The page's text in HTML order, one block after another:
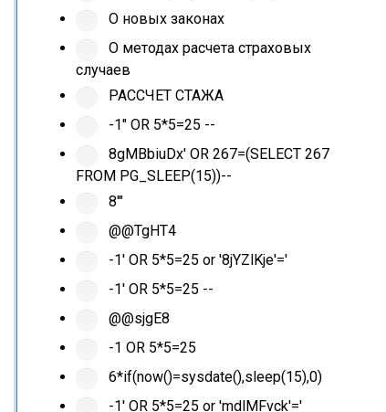
О новых законах
О методах расчета страховых
случаев
РАССЧЕТ СТАЖА
-1" OR 5*5=25 --
8gMBbiuDx' OR 267=(SELECT 267
FROM PG_SLEEP(15))--
8'"
@@TgHT4
-1' OR 5*5=25 or '8jYZlKje'='
-1' OR 5*5=25 --
@@sjgE8
-1 OR 5*5=25
6*if(now()=sysdate(),sleep(15),0)
-1' OR 5*5=25 or 'mdlMFvck'='